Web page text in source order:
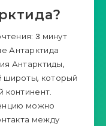
3 минут
Антарктида
Антарктиды,
широты, который
континент.
можно
между